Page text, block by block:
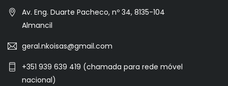
Av. Eng. Duarte Pacheco, nº 34, 8135-104
Almancil
geral.nkoisas@gmail.com
+351 939 639 419 (chamada para rede móvel
nacional)